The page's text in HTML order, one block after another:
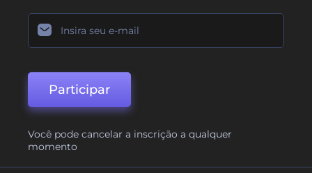
Participar
Você pode cancelar a inscrição a qualquer
momento